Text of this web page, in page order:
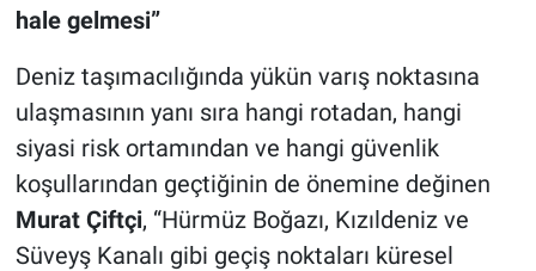
hale gelmesi”
Deniz taşımacılığında yükün varış noktasına
ulaşmasının yanı sıra hangi rotadan, hangi
siyasi risk ortamından ve hangi güvenlik
koşullarından geçtiğinin de önemine değinen
Murat Çiftçi, “Hürmüz Boğazı, Kızıldeniz ve
Süveyş Kanalı gibi geçiş noktaları küresel